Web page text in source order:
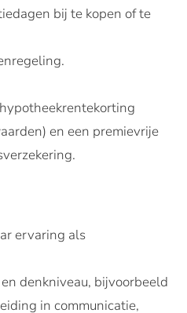
bij te kopen of te
en een premievrije
ervaring als
denkniveau, bijvoorbeeld
in communicatie,